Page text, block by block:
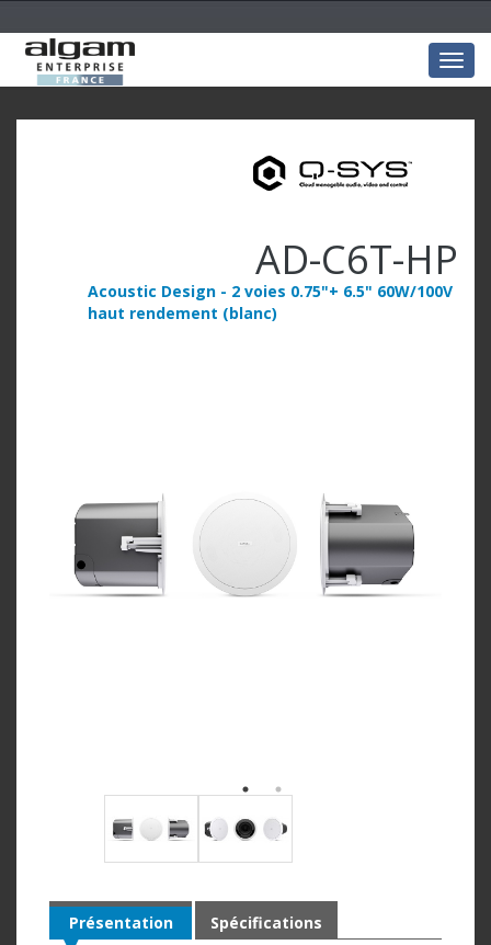
AD-C6T-HP
Acoustic Design - 2 voies 0.75"+ 6.5" 60W/100V
haut rendement (blanc)
Présentation Spécifications